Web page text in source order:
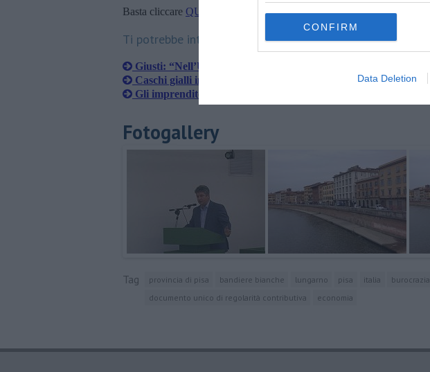
CONFIRM
Data Deletion
Basta cliccare QUI
Ti potrebbe interessare anche:
​Giusti: “Nell’Unione Valdera manca uniformità burocratica”
Caschi gialli in strada, a Pisa la protesta degli imprenditori
Gli imprenditori della Cna pronti a dare una scossa
Fotogallery
Tag provincia di pisa bandiere bianche lungarno pisa italia burocrazia
documento unico di regolarità contributiva
economia